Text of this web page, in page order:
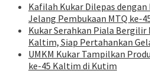
Kafilah Kukar Dilepas dengan
Jelang Pembukaan MTQ ke-
Kukar Serahkan Piala Bergilir
Kaltim, Siap Pertahankan
UMKM Kukar Tampilkan
ke-45 Kaltim di Kutim